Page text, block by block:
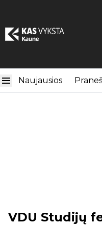
Naujausios
VDU Studijų